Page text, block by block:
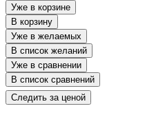
Уже в корзине
В корзину
Уже в желаемых
В список желаний
Уже в сравнении
В список сравнений
Следить за ценой